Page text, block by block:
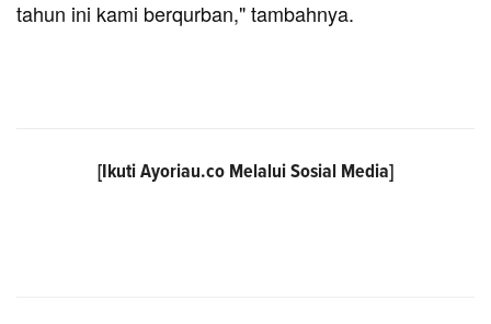
tahun ini kami berqurban," tambahnya.
[Ikuti Ayoriau.co Melalui Sosial Media]